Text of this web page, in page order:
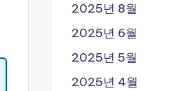
2025년 8월
2025년 6월
2025년 5월
2025년 4월